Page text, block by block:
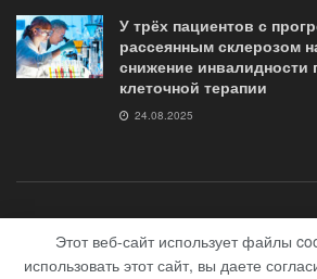
У трёх пациентов с
рассеянным склерозом
снижение инвалидности
клеточной терапии
24.08.2025
о журнале контакты Помощь
© 2018-2020 сайт журнал "G35.club"
Этот веб-сайт использует файлы
использовать этот сайт, вы даете